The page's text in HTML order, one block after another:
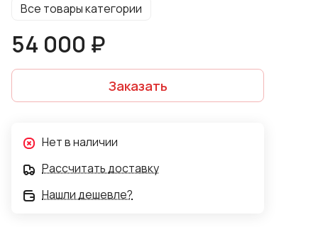
Все товары категории
54 000 ₽
Заказать
Нет в наличии
Рассчитать доставку
Нашли дешевле?